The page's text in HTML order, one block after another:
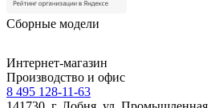
Сборные модели
Интернет-магазин
Производство и офис
8 495 128-11-63